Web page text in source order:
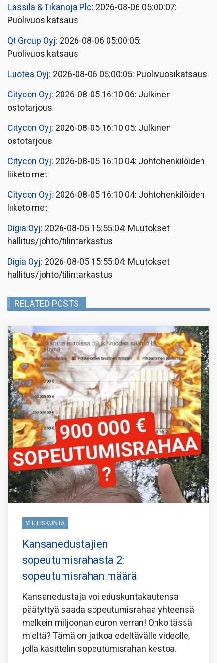
Lassila & Tikanoja Plc: 2026-08-06 05:00:07:
Puolivuosikatsaus
Qt Group Oyj: 2026-08-06 05:00:05:
Puolivuosikatsaus
Luotea Oyj: 2026-08-06 05:00:05: Puolivuosikatsaus
Citycon Oyj: 2026-08-05 16:10:06: Julkinen
ostotarjous
Citycon Oyj: 2026-08-05 16:10:05: Julkinen
ostotarjous
Citycon Oyj: 2026-08-05 16:10:04: Johtohenkilöiden
liiketoimet
Citycon Oyj: 2026-08-05 16:10:04: Johtohenkilöiden
liiketoimet
Digia Oyj: 2026-08-05 15:55:04: Muutokset
hallitus/johto/tilintarkastus
Digia Oyj: 2026-08-05 15:55:04: Muutokset
hallitus/johto/tilintarkastus
RELATED POSTS
YHTEISKUNTA
Kansanedustajien
sopeutumisrahasta 2:
sopeutumisrahan määrä
Kansanedustaja voi eduskuntakautensa
päätyttyä saada sopeutumisrahaa yhteensä
melkein miljoonan euron verran! Onko tässä
mieltä? Tämä on jatkoa edeltävälle videolle,
jolla käsittelin sopeutumisrahan kestoa.